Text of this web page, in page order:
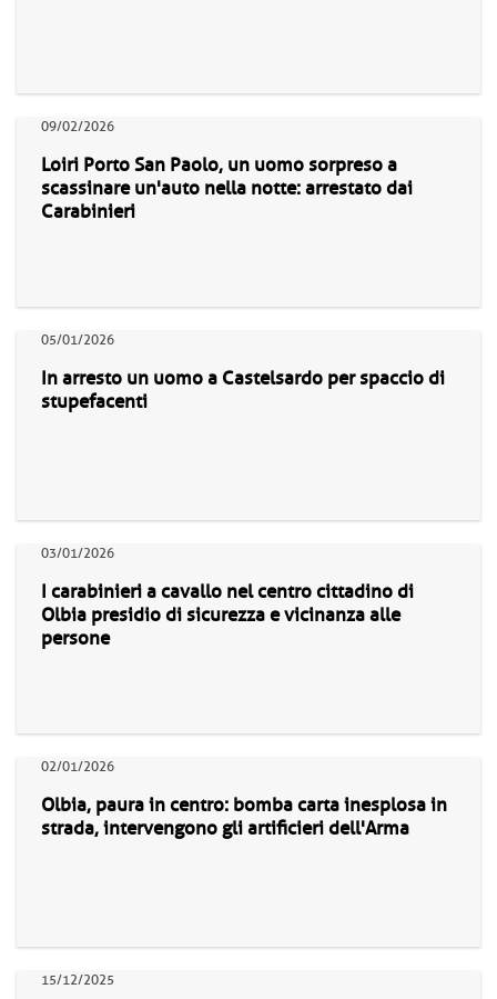
09/02/2026
Loiri Porto San Paolo, un uomo sorpreso a
scassinare un'auto nella notte: arrestato dai
Carabinieri
05/01/2026
In arresto un uomo a Castelsardo per spaccio di
stupefacenti
03/01/2026
I carabinieri a cavallo nel centro cittadino di
Olbia presidio di sicurezza e vicinanza alle
persone
02/01/2026
Olbia, paura in centro: bomba carta inesplosa in
strada, intervengono gli artificieri dell'Arma
15/12/2025